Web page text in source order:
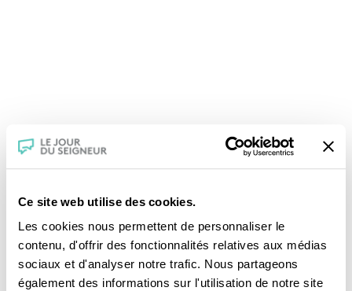
Ce site web utilise des cookies.
Les cookies nous permettent de personnaliser le
contenu, d'offrir des fonctionnalités relatives aux médias
sociaux et d'analyser notre trafic. Nous partageons
également des informations sur l'utilisation de notre site